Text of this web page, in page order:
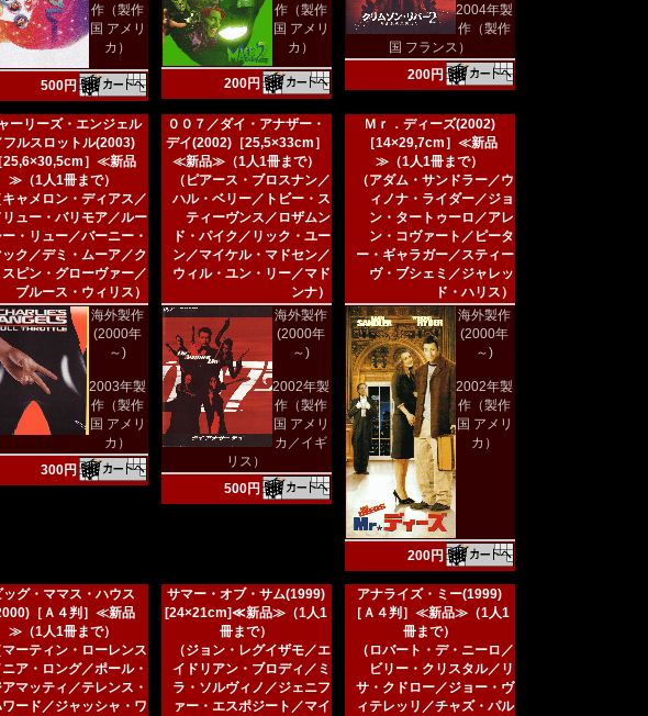
作（製作
国 アメリ
カ）
500円
作（製作
国 アメリ
カ）
200円
2004年製
作（製作
国 フランス）
200円
ーリーズ・エンジェル
フルスロットル(2003)
25,6×30,5cm］≪新品
≫（1人1冊まで）
ャメロン・ディアス／
ュー・バリモア／ルー
・リュー／バーニー・
ク／デミ・ムーア／ク
ピン・グローヴァー／
ブルース・ウィリス）
海外製作
(2000年
～)
2003年製
作（製作
国 アメリ
カ）
300円
００７／ダイ・アナザー・
デイ(2002)［25,5×33cm］
≪新品≫（1人1冊まで）
（ピアース・ブロスナン／
ハル・ベリー／トビー・ス
ティーヴンス／ロザムン
ド・パイク／リック・ユー
ン／マイケル・マドセン／
ウィル・ユン・リー／マド
ンナ）
海外製作
(2000年
～)
2002年製
作（製作
国 アメリ
カ／イギ
リス）
500円
Ｍｒ．ディーズ(2002)
［14×29,7cm］≪新品
≫（1人1冊まで）
（アダム・サンドラー／ウ
ィノナ・ライダー／ジョ
ン・タートゥーロ／アレ
ン・コヴァート／ピータ
ー・ギャラガー／スティー
ヴ・ブシェミ／ジャレッ
ド・ハリス）
海外製作
(2000年
～)
2002年製
作（製作
国 アメリ
カ）
200円
ッグ・ママス・ハウス
［Ａ４判］≪新品
≫（1人1冊まで）
ーティン・ローレンス
ア・ロング／ポール・
マッティ／テレンス・
ード／ジャッシャ・ワ
サマー・オブ・サム(1999)
[24×21cm]≪新品≫（1人1
冊まで）
（ジョン・レグイザモ／エ
イドリアン・ブロディ／ミ
ラ・ソルヴィノ／ジェニフ
ァー・エスポジート／マイ
アナライズ・ミー(1999)
［Ａ４判］≪新品≫（1人1
冊まで）
（ロバート・デ・ニーロ／
ビリー・クリスタル／リ
サ・クドロー／ジョー・ヴ
ィテレッリ／チャズ・パル